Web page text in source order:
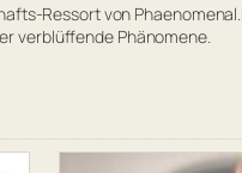
Ressort von
verblüffende Phänomene.